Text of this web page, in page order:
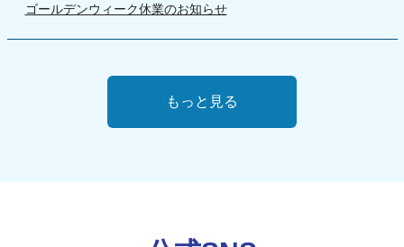
ゴールデンウィーク休業のお知らせ
もっと見る